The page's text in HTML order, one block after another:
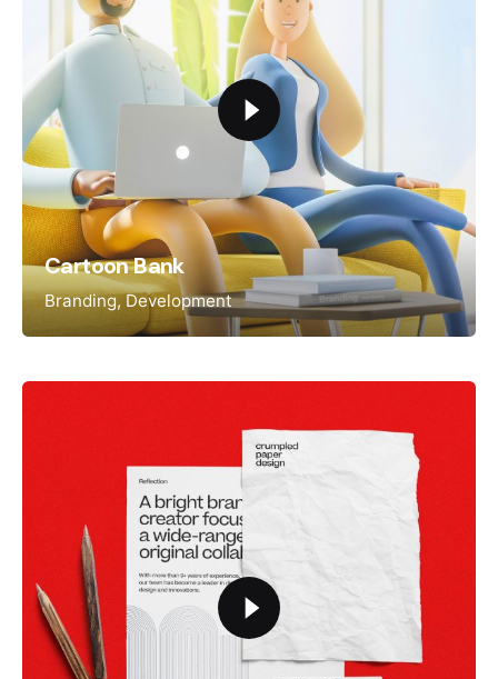
Cartoon Bank
Branding Development